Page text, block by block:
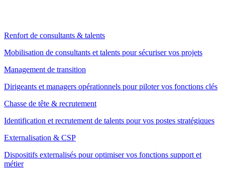
Renfort de consultants & talents
Mobilisation de consultants et talents pour sécuriser vos projets
Management de transition
Dirigeants et managers opérationnels pour piloter vos fonctions clés
Chasse de tête & recrutement
Identification et recrutement de talents pour vos postes stratégiques
Externalisation & CSP
Dispositifs externalisés pour optimiser vos fonctions support et
métier